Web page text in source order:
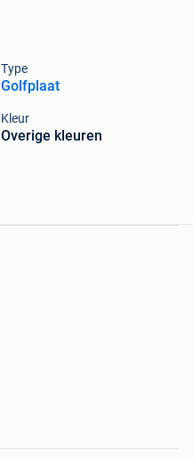
Type
Golfplaat
Kleur
Overige kleuren